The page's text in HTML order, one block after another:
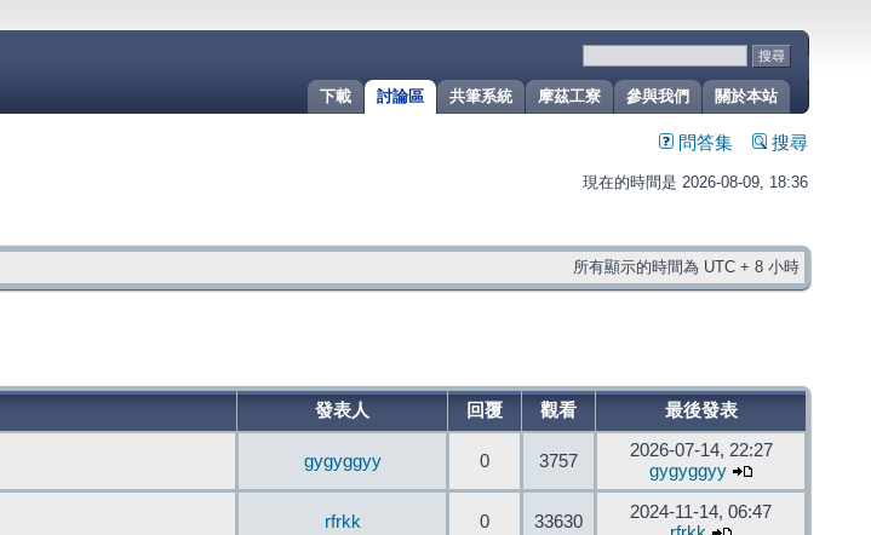
關於本站
參與我們
摩茲工寮
共筆系統
討論區
下載
問答集 搜尋
現在的時間是 2026-08-09, 18:36
所有顯示的時間為 UTC + 8 小時
發表人 回覆 觀看 最後發表
gygyggyy 0 3757
2026-07-14, 22:27
gygyggyy
rfrkk 0 33630
2024-11-14, 06:47